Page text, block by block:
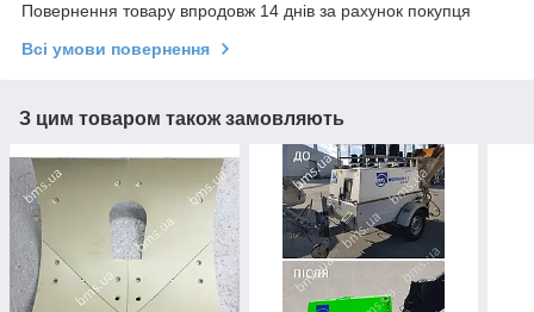
Повернення товару впродовж 14 днів за рахунок покупця
Всі умови повернення
З цим товаром також замовляють